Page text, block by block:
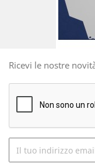
Ricevi le nostre